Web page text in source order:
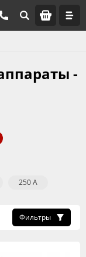
-
250 А
Фильтры